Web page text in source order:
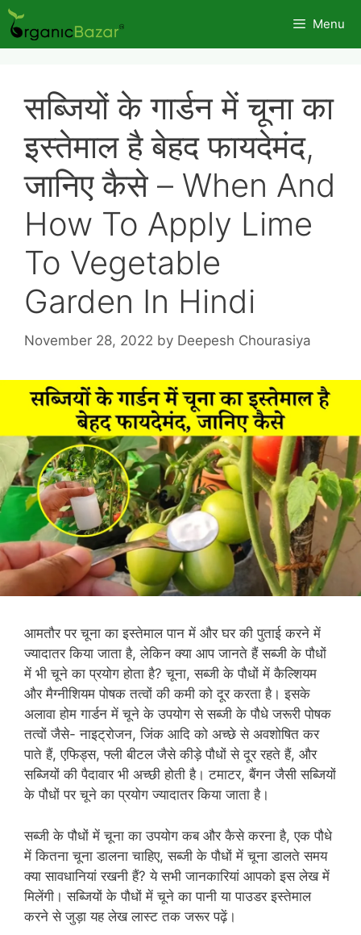
Skip
to
content
Menu
सब्जियों के गार्डन में चूना का
इस्तेमाल है बेहद फायदेमंद,
जानिए कैसे – When And
How To Apply Lime
To Vegetable
Garden In Hindi
November 28, 2022 by Deepesh Chourasiya
आमतौर पर चूना का इस्तेमाल पान में और घर की पुताई करने में
ज्यादातर किया जाता है, लेकिन क्या आप जानते हैं सब्जी के पौधों
में भी चूने का प्रयोग होता है? चूना, सब्जी के पौधों में कैल्शियम
और मैग्नीशियम पोषक तत्वों की कमी को दूर करता है। इसके
अलावा होम गार्डन में चूने के उपयोग से सब्जी के पौधे जरूरी पोषक
तत्वों जैसे- नाइट्रोजन, जिंक आदि को अच्छे से अवशोषित कर
पाते हैं, एफिड्स, फ्ली बीटल जैसे कीड़े पौधों से दूर रहते हैं, और
सब्जियों की पैदावार भी अच्छी होती है। टमाटर, बैंगन जैसी सब्जियों
के पौधों पर चूने का प्रयोग ज्यादातर किया जाता है।
सब्जी के पौधों में चूना का उपयोग कब और कैसे करना है, एक पौधे
में कितना चूना डालना चाहिए, सब्जी के पौधों में चूना डालते समय
क्या सावधानियां रखनी हैं? ये सभी जानकारियां आपको इस लेख में
मिलेंगी। सब्जियों के पौधों में चूने का पानी या पाउडर इस्तेमाल
करने से जुड़ा यह लेख लास्ट तक जरूर पढ़ें।